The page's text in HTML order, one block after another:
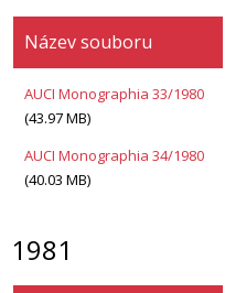
Název souboru
AUCI Monographia 33/1980
(43.97 MB)
AUCI Monographia 34/1980
(40.03 MB)
1981